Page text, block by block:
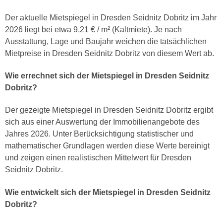
Der aktuelle Mietspiegel in Dresden Seidnitz Dobritz im Jahr
2026 liegt bei etwa 9,21 € / m² (Kaltmiete). Je nach
Ausstattung, Lage und Baujahr weichen die tatsächlichen
Mietpreise in Dresden Seidnitz Dobritz von diesem Wert ab.
Wie errechnet sich der Mietspiegel in Dresden Seidnitz
Dobritz?
Der gezeigte Mietspiegel in Dresden Seidnitz Dobritz ergibt
sich aus einer Auswertung der Immobilienangebote des
Jahres 2026. Unter Berücksichtigung statistischer und
mathematischer Grundlagen werden diese Werte bereinigt
und zeigen einen realistischen Mittelwert für Dresden
Seidnitz Dobritz.
Wie entwickelt sich der Mietspiegel in Dresden Seidnitz
Dobritz?